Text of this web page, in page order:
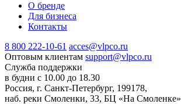
О бренде
Для бизнеса
Контакты
8 800 222-10-61 acces@vlpco.ru
Оптовым клиентам support@vlpco.ru
Служба поддержки
в будни с 10.00 до 18.30
Россия, г. Санкт-Петербург, 199178,
наб. реки Смоленки, 33, БЦ «На Смоленке»